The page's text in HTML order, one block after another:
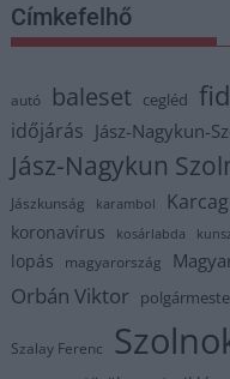
Címkefelhő
autó baleset cegléd
időjárás Jász-Nagykun-
Jász-Nagykun
Jászkunság karambol Karcag
koronavírus kosárlabda
lopás magyarország
Orbán Viktor
Szalay Ferenc